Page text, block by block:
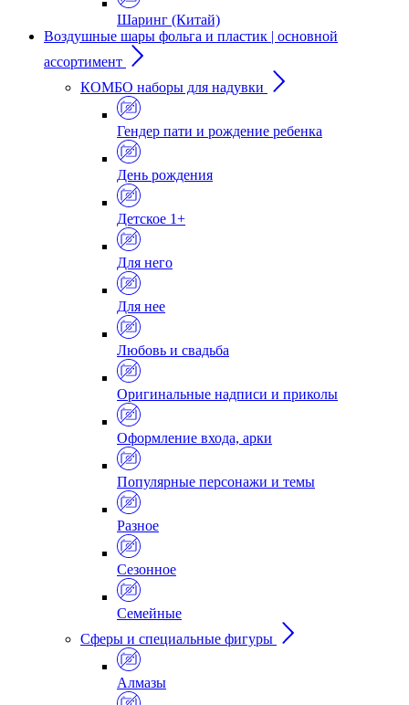
Шаринг (Китай)
Воздушные шары фольга и пластик | основной
ассортимент
КОМБО наборы для надувки
Гендер пати и рождение ребенка
День рождения
Детское 1+
Для него
Для нее
Любовь и свадьба
Оригинальные надписи и приколы
Оформление входа, арки
Популярные персонажи и темы
Разное
Сезонное
Семейные
Сферы и специальные фигуры
Алмазы